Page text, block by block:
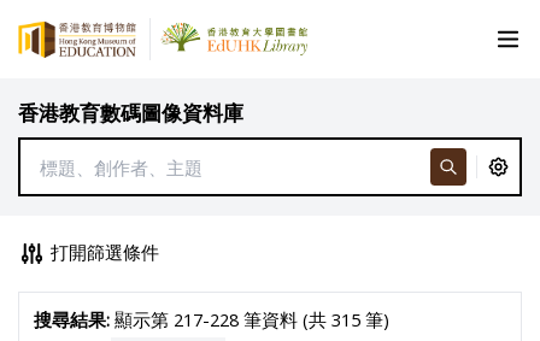
香港教育數碼圖像資料庫
打開篩選條件
搜尋結果:顯示第 217-228 筆資料 (共 315 筆)